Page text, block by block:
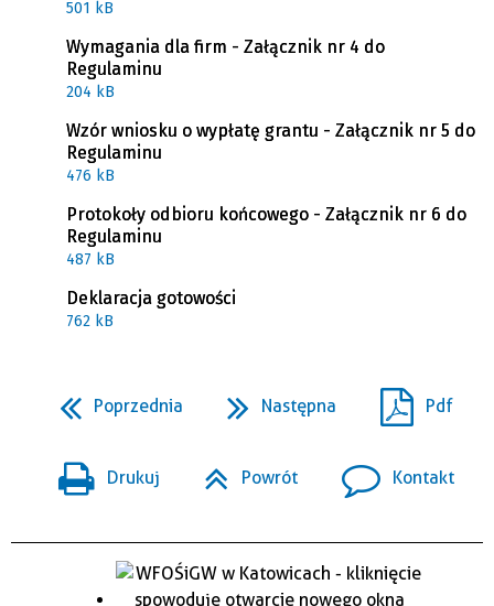
501 kB
Wymagania dla firm - Załącznik nr 4 do
Regulaminu
204 kB
Wzór wniosku o wypłatę grantu - Załącznik nr 5 do
Regulaminu
476 kB
Protokoły odbioru końcowego - Załącznik nr 6 do
Regulaminu
487 kB
Deklaracja gotowości
762 kB
Poprzednia Następna Pdf
Drukuj Powrót Kontakt